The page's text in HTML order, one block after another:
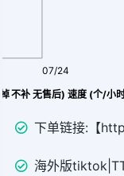
Tiktok 特价粉丝|Follow (掉 不补 无售后) 速度 (个
07/24
下单链接:【
海外版